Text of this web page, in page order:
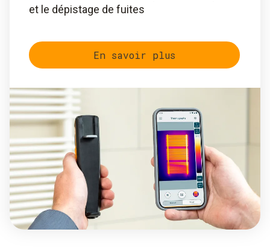
et le dépistage de fuites
En savoir plus